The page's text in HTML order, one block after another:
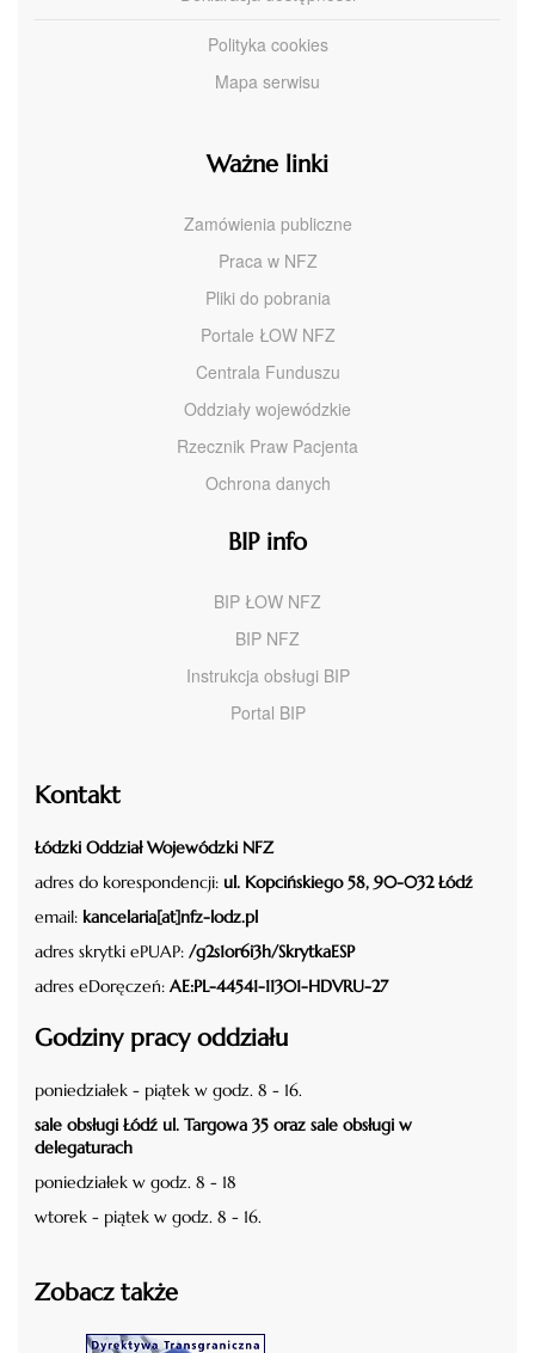
Polityka cookies
Mapa serwisu
Ważne linki
Zamówienia publiczne
Praca w NFZ
Pliki do pobrania
Portale ŁOW NFZ
Centrala Funduszu
Oddziały wojewódzkie
Rzecznik Praw Pacjenta
Ochrona danych
BIP info
BIP ŁOW NFZ
BIP NFZ
Instrukcja obsługi BIP
Portal BIP
Kontakt
Łódzki Oddział Wojewódzki NFZ
adres do korespondencji: ul. Kopcińskiego 58, 90-032 Łódź
email: kancelaria[at]nfz-lodz.pl
adres skrytki ePUAP: /g2s1or6i3h/SkrytkaESP
adres eDoręczeń: AE:PL-44541-11301-HDVRU-27
Godziny pracy oddziału
poniedziałek - piątek w godz. 8 - 16.
sale obsługi Łódź ul. Targowa 35 oraz sale obsługi w
delegaturach
poniedziałek w godz. 8 - 18
wtorek - piątek w godz. 8 - 16.
Zobacz także